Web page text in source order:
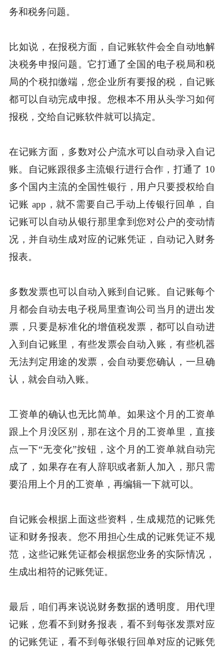
务和税务问题。
比如说，在报税方面，自记账软件会全自动地解
决税务申报问题。它打通了全国的电子税局和税
局的个税扣缴端，您企业所有要报的税，自记账
都可以自动完成申报。您根本不用从头学习如何
报税，交给自记账软件就可以搞定。
在记账方面，多数对公户流水可以自动录入自记
账。自记账跟很多主流银行进行合作，打通了 10
多个国内主流的全国性银行，用户只要授权给自
记账 app，就不需要自己手动上传银行回单，自
记账可以自动从银行那里拿到您对公户的变动情
况，并自动生成对应的记账凭证，自动记入财务
报表。
多数发票也可以自动入账到自记账。自记账每个
月都会自动去电子税局里查询公司当月的进出发
票，只要是标准化的增值税发票，都可以自动进
入到自记账里，有些发票会自动入账，有些机器
无法判定用途的发票，会自动要您确认，一旦确
认，就会自动入账。
工资单的确认也无比简单。如果这个月的工资单
跟上个月没区别，那在这个月的工资单里，直接
点一下“无变化”按钮，这个月的工资单就自动完
成了，如果存在有人辞职或者新人加入，那只需
要沿用上个月的工资单，再编辑一下就可以。
自记账会根据上面这些资料，生成规范的记账凭
证和财务报表。您不用担心生成的记账凭证不规
范，这些记账凭证都会根据您业务的实际情况，
生成出相符的记账凭证。
最后，咱们再来说说财务数据的透明度。用代理
记账，您看不到财务报表，看不到每张发票对应
的记账凭证，看不到每张银行回单对应的记账凭